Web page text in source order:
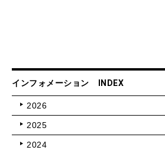
インフォメーション INDEX
2026
2025
2024